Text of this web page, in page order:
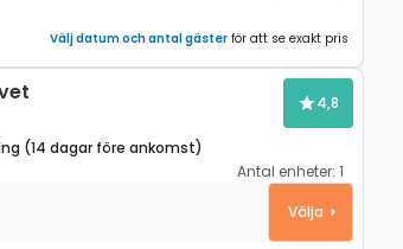
Välj datum och antal gäster för att se exakt pris
4,8
(14 dagar före ankomst)
Antal enheter: 1
Välja